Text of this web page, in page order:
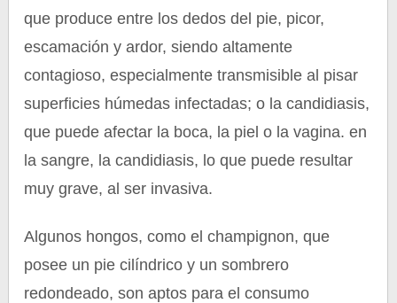
que produce entre los dedos del pie, picor,
escamación y ardor, siendo altamente
contagioso, especialmente transmisible al pisar
superficies húmedas infectadas; o la candidiasis,
que puede afectar la boca, la piel o la vagina. en
la sangre, la candidiasis, lo que puede resultar
muy grave, al ser invasiva.
Algunos hongos, como el champignon, que
posee un pie cilíndrico y un sombrero
redondeado, son aptos para el consumo